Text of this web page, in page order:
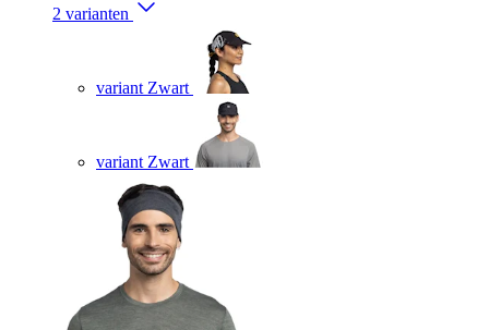
2 varianten
variant Zwart
variant Zwart